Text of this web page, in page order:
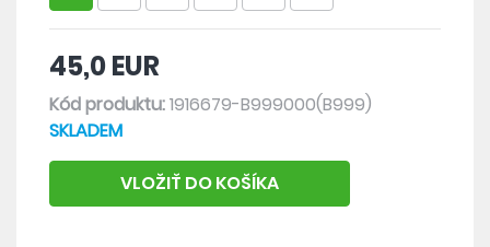
45,0 EUR
Kód produktu:1916679-B999000(B999)
SKLADEM
VLOŽIŤ DO KOŠÍKA